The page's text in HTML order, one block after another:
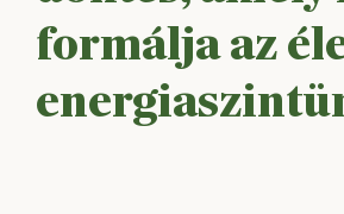
formálja az